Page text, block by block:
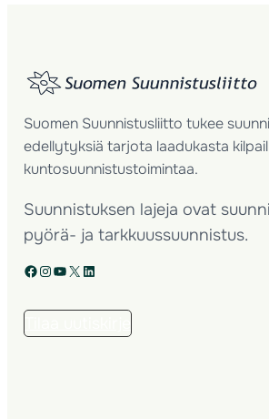
Suomen Suunnistusliitto tukee
edellytyksiä tarjota laadukasta
kuntosuunnistustoimintaa.
Suunnistuksen lajeja ovat
pyörä- ja tarkkuussuunnistus.
Facebook Instagram YouTube X LinkedIn